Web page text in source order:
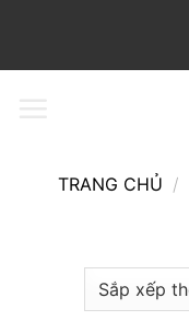
nội
TRANG CHỦ /